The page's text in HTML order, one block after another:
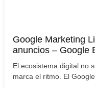
Google Marketing
anuncios – Google
El ecosistema digital no
marca el ritmo. El